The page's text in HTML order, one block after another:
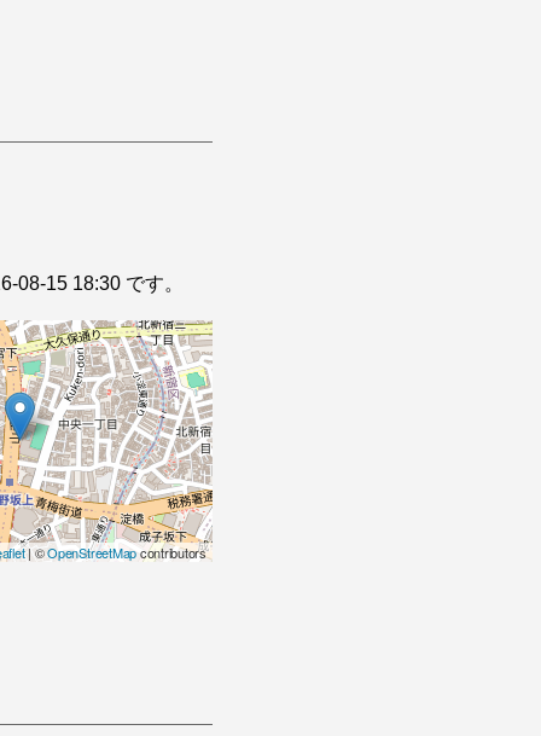
08-15 18:30 です。
| ©OpenStreetMapcontributors